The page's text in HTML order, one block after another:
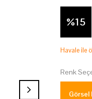
%15
Havale ile
Renk
Görsel